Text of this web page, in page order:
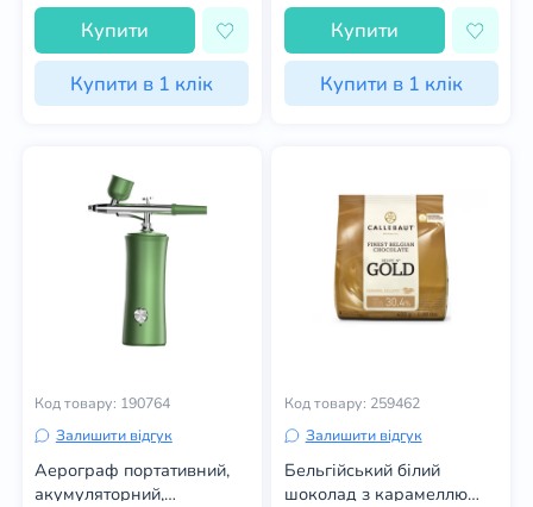
Купити
Купити в 1 клік
Купити
Купити в 1 клік
Код товару: 190764
Залишити відгук
Аерограф портативний,
акумуляторний,
Код товару: 259462
Залишити відгук
Бельгійський білий
шоколад з карамеллю